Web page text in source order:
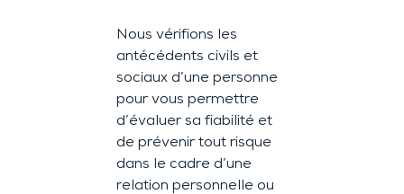
Nous vérifions les
antécédents civils et
sociaux d’une personne
pour vous permettre
d’évaluer sa fiabilité et
de prévenir tout risque
dans le cadre d’une
relation personnelle ou